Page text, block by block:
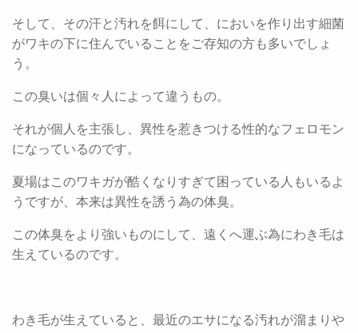
そして、その汗と汚れを餌にして、においを作り出す細菌
がワキの下に住んでいることをご存知の方も多いでしょ
う。
この臭いは個々人によって違うもの。
それが個人を主張し、異性を惹きつける性的なフェロモン
になっているのです。
夏場はこのワキガが酷くなりすぎて困っている人もいるよ
うですが、本来は異性を誘う為の体臭。
この体臭をより強いものにして、遠くへ運ぶ為にわき毛は
生えているのです。
わき毛が生えていると、最近のエサになる汚れが溜まりや